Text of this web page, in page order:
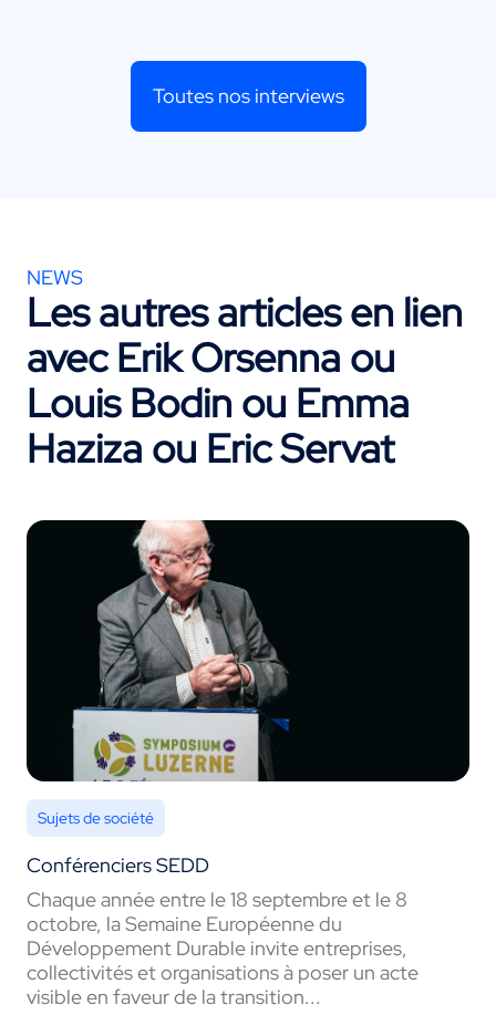
Toutes nos interviews
NEWS
Les autres articles en lien
avec Erik Orsenna ou
Louis Bodin ou Emma
Haziza ou Eric Servat
Sujets de société
Conférenciers SEDD
Chaque année entre le 18 septembre et le 8
octobre, la Semaine Européenne du
Développement Durable invite entreprises,
collectivités et organisations à poser un acte
visible en faveur de la transition...